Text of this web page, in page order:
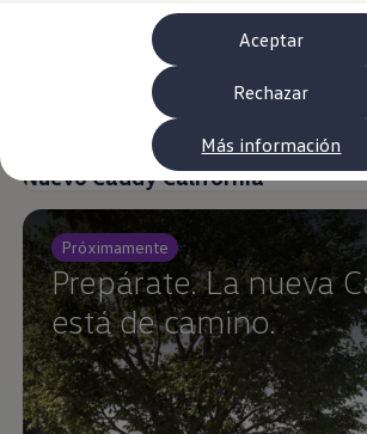
Aceptar
Rechazar
Más información
Volkswagen California
Volkswagen Grand California
Mundo Volkswagen
Sala de Prensa
Historia Volkswagen Canarias
Digital Showroom
Club Fidelización
Alquiler de furgonetas Xtravans
Blog
Nuevo Caddy California
Próximamente
Prepárate. La nueva
está de camino.